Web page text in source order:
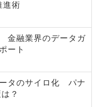
進術
金融業界のデータガ
ート
タのサイロ化 パナ
？